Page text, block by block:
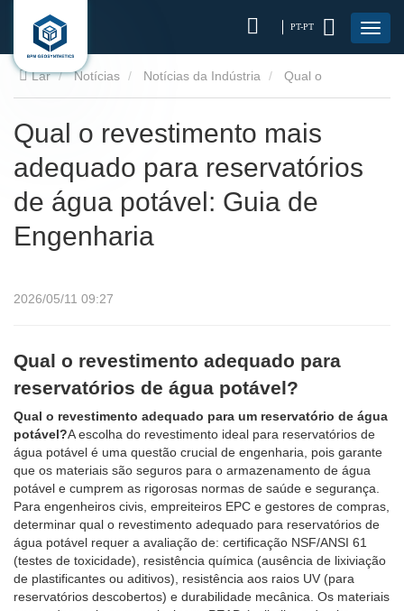
PT-PT
Lar Notícias Notícias da Indústria
potável: Guia de Engenharia
Qual o revestimento mais
adequado para reservatórios
de água potável: Guia de
Engenharia
2026/05/11 09:27
Qual o revestimento adequado para
reservatórios de água potável?
Qual o revestimento adequado para um reservatório de água
potável?A escolha do revestimento ideal para reservatórios de
água potável é uma questão crucial de engenharia, pois garante
que os materiais são seguros para o armazenamento de água
potável e cumprem as rigorosas normas de saúde e segurança.
Para engenheiros civis, empreiteiros EPC e gestores de compras,
determinar qual o revestimento adequado para reservatórios de
água potável requer a avaliação de: certificação NSF/ANSI 61
(testes de toxicidade), resistência química (ausência de lixiviação
de plastificantes ou aditivos), resistência aos raios UV (para
reservatórios descobertos) e durabilidade mecânica. Os materiais